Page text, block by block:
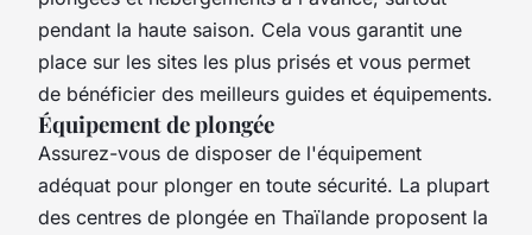
pendant la haute saison. Cela vous garantit une
place sur les sites les plus prisés et vous permet
de bénéficier des meilleurs guides et équipements.
Équipement de plongée
Assurez-vous de disposer de l'équipement
adéquat pour plonger en toute sécurité. La plupart
des centres de plongée en Thaïlande proposent la